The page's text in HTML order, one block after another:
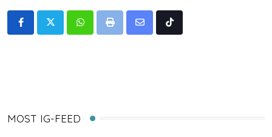
WhatsappPrint
Share
Tiktok
MOST IG-FEED